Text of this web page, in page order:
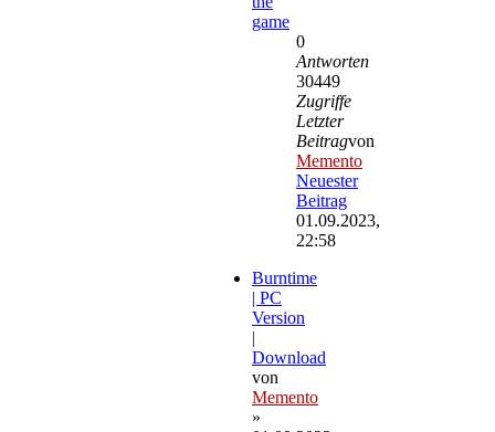
game
0
Antworten
30449
Zugriffe
Letzter
Beitragvon
Memento
Neuester
Beitrag
01.09.2023,
22:58
Burntime
| PC
Version
|
Download
von
Memento
»